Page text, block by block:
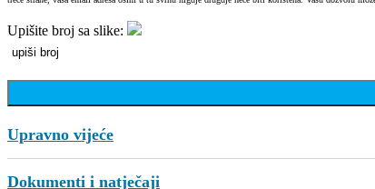
Upišite broj sa slike:
Upravno vijeće
Dokumenti i natječaji